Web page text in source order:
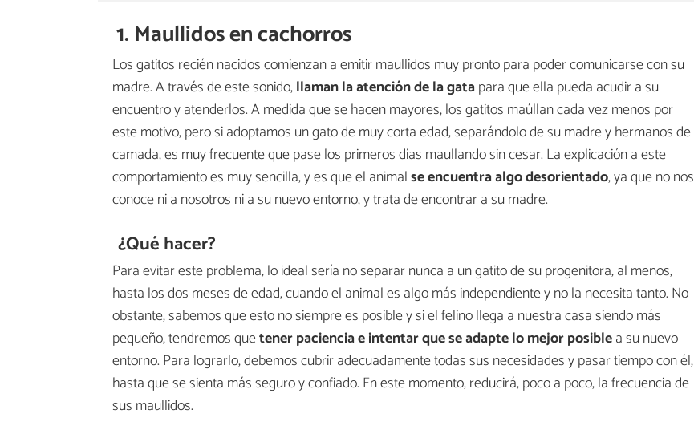
1. Maullidos en cachorros
Los gatitos recién nacidos comienzan a emitir maullidos muy pronto para poder comunicarse con su
madre. A través de este sonido,llaman la atención de la gatapara que ella pueda acudir a su
encuentro y atenderlos. A medida que se hacen mayores, los gatitos maúllan cada vez menos por
este motivo, pero si adoptamos un gato de muy corta edad, separándolo de su madre y hermanos de
camada, es muy frecuente que pase los primeros días maullando sin cesar. La explicación a este
comportamiento es muy sencilla, y es que el animalse encuentra algo desorientado, ya que no nos
conoce ni a nosotros ni a su nuevo entorno, y trata de encontrar a su madre.
¿Qué hacer?
Para evitar este problema, lo ideal sería no separar nunca a un gatito de su progenitora, al menos,
hasta los dos meses de edad, cuando el animal es algo más independiente y no la necesita tanto. No
obstante, sabemos que esto no siempre es posible y si el felino llega a nuestra casa siendo más
pequeño, tendremos quetener paciencia e intentar que se adapte lo mejor posiblea su nuevo
entorno. Para lograrlo, debemos cubrir adecuadamente todas sus necesidades y pasar tiempo con él,
hasta que se sienta más seguro y confiado. En este momento, reducirá, poco a poco, la frecuencia de
sus maullidos.